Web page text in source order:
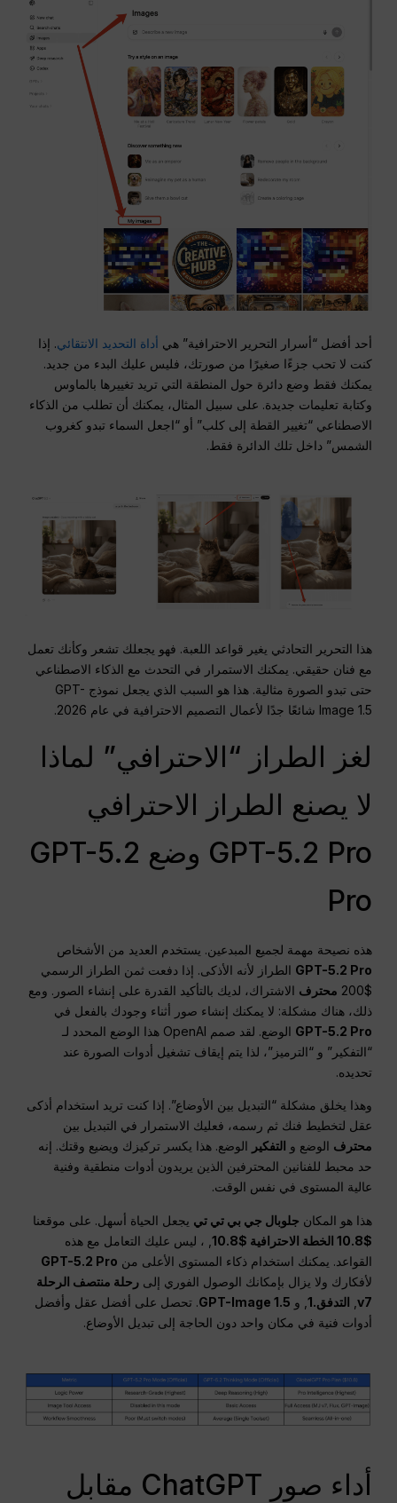
أحد أفضل “أسرار التحرير الاحترافية” هي أداة التحديد الانتقائي. إذا
كنت لا تحب جزءًا صغيرًا من صورتك، فليس عليك البدء من جديد.
يمكنك فقط وضع دائرة حول المنطقة التي تريد تغييرها بالماوس
وكتابة تعليمات جديدة. على سبيل المثال، يمكنك أن تطلب من الذكاء
الاصطناعي “تغيير القطة إلى كلب” أو “اجعل السماء تبدو كغروب
الشمس” داخل تلك الدائرة فقط.
هذا التحرير التحادثي يغير قواعد اللعبة. فهو يجعلك تشعر وكأنك تعمل
مع فنان حقيقي. يمكنك الاستمرار في التحدث مع الذكاء الاصطناعي
حتى تبدو الصورة مثالية. هذا هو السبب الذي يجعل نموذج GPT-
Image 1.5 شائعًا جدًا لأعمال التصميم الاحترافية في عام 2026.
لغز الطراز “الاحترافي” لماذا
لا يصنع الطراز الاحترافي
GPT-5.2 Pro وضع GPT-5.2
Pro
هذه نصيحة مهمة لجميع المبدعين. يستخدم العديد من الأشخاص
GPT-5.2 Pro الطراز لأنه الأذكى. إذا دفعت ثمن الطراز الرسمي
$200
محترف الاشتراك، لديك بالتأكيد القدرة على إنشاء الصور. ومع
ذلك، هناك مشكلة: لا يمكنك إنشاء صور أثناء وجودك بالفعل في
GPT-5.2 Pro
الوضع. لقد صمم OpenAI هذا الوضع المحدد لـ
“التفكير” و “الترميز”، لذا يتم إيقاف تشغيل أدوات الصورة عند
تحديده.
وهذا يخلق مشكلة “التبديل بين الأوضاع”. إذا كنت تريد استخدام أذكى
عقل لتخطيط فنك ثم رسمه، فعليك الاستمرار في التبديل بين
محترف الوضع و التفكير الوضع. هذا يكسر تركيزك ويضيع وقتك. إنه
حد محبط للفنانين المحترفين الذين يريدون أدوات منطقية وفنية
عالية المستوى في نفس الوقت.
هذا هو المكان جلوبال جي بي تي تي يجعل الحياة أسهل. على موقعنا
$10.8 الخطة الاحترافية $10.8
, ، ليس عليك التعامل مع هذه
القواعد. يمكنك استخدام ذكاء المستوى الأعلى من GPT-5.2 Pro
لأفكارك ولا يزال بإمكانك الوصول الفوري إلىرحلة منتصف الرحلة
v7 التدفق.1 , و GPT-Image 1.5. تحصل على أفضل عقل وأفضل
أدوات فنية في مكان واحد دون الحاجة إلى تبديل الأوضاع.
أداء صور ChatGPT مقابل